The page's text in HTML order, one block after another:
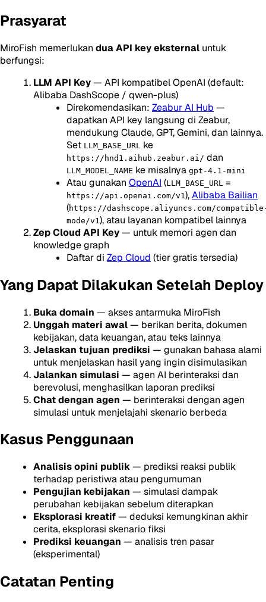
Prasyarat
MiroFish memerlukan dua API key eksternal untuk
berfungsi:
LLM API Key— API kompatibel OpenAI (default:
Alibaba DashScope / qwen-plus)
Direkomendasikan: Zeabur AI Hub —
dapatkan API key langsung di Zeabur,
mendukung Claude, GPT, Gemini, dan lainnya.
Set LLM_BASE_URL ke
https://hnd1.aihub.zeabur.ai/ dan
LLM_MODEL_NAME ke misalnya gpt-4.1-mini
Atau gunakan OpenAI (LLM_BASE_URL =
https://api.openai.com/v1 ),Alibaba Bailian
(https://dashscope.aliyuncs.com/
mode/v1 ), atau layanan kompatibel lainnya
Zep Cloud API Key— untuk memori agen dan
knowledge graph
Daftar di Zep Cloud (tier gratis tersedia)
Yang Dapat Dilakukan Setelah Deploy
Buka domain — akses antarmuka MiroFish
Unggah materi awal— berikan berita, dokumen
kebijakan, data keuangan, atau teks lainnya
Jelaskan tujuan prediksi — gunakan bahasa alami
untuk menjelaskan hasil yang ingin disimulasikan
Jalankan simulasi — agen AI berinteraksi dan
berevolusi, menghasilkan laporan prediksi
Chat dengan agen — berinteraksi dengan agen
simulasi untuk menjelajahi skenario berbeda
Kasus Penggunaan
Analisis opini publik— prediksi reaksi publik
terhadap peristiwa atau pengumuman
Pengujian kebijakan — simulasi dampak
perubahan kebijakan sebelum diterapkan
Eksplorasi kreatif— deduksi kemungkinan akhir
cerita, eksplorasi skenario fiksi
Prediksi keuangan — analisis tren pasar
(eksperimental)
Catatan Penting